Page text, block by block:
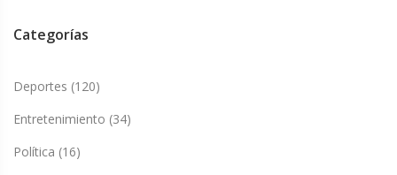
Categorías
Deportes (120)
Entretenimiento (34)
Política (16)